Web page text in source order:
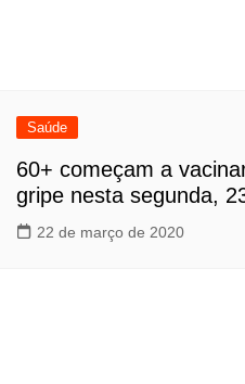
Saúde
60+ começam a
gripe nesta segunda,
22 de março de 2020